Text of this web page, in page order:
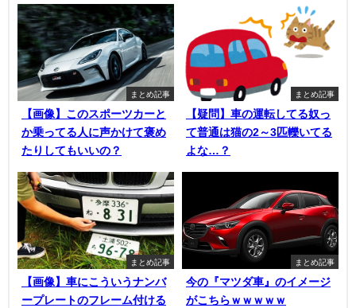
まとめ記事
【画像】このスポーツカーと
か乗ってる人に声かけて褒め
たりしてもいいの？
まとめ記事
【疑問】車の運転してる奴っ
て普通は猫の2～3匹轢いてる
よな…？
まとめ記事
【画像】車にこういうナンバ
ープレートのフレーム付ける
まとめ記事
今の『マツダ車』のイメージ
がこちらｗｗｗｗｗ